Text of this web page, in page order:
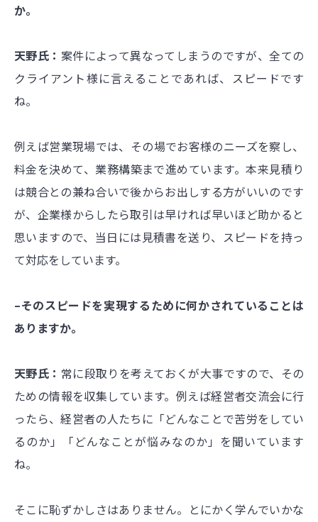
か。
天野氏： 案件によって異なってしまうのですが、全ての
クライアント様に言えることであれば、スピードです
ね。
例えば営業現場では、その場でお客様のニーズを察し、
料金を決めて、業務構築まで進めています。本来見積り
は競合との兼ね合いで後からお出しする方がいいのです
が、企業様からしたら取引は早ければ早いほど助かると
思いますので、当日には見積書を送り、スピードを持っ
て対応をしています。
–そのスピードを実現するために何かされていることは
ありますか。
天野氏： 常に段取りを考えておくが大事ですので、その
ための情報を収集しています。例えば経営者交流会に行
ったら、経営者の人たちに「どんなことで苦労をしてい
るのか」「どんなことが悩みなのか」を聞いています
ね。
そこに恥ずかしさはありません。とにかく学んでいかな